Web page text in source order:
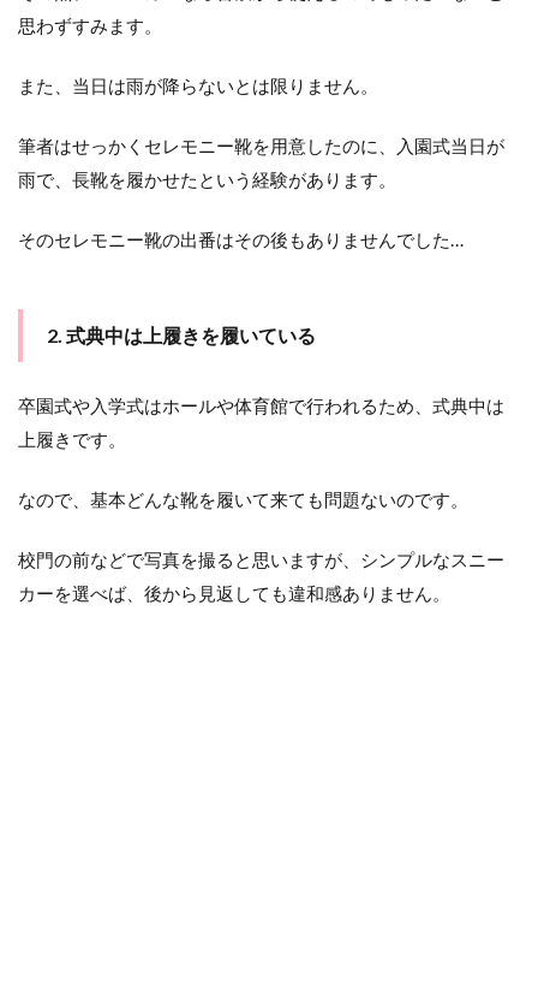
思わずすみます。
また、当日は雨が降らないとは限りません。
筆者はせっかくセレモニー靴を用意したのに、入園式当日が
雨で、長靴を履かせたという経験があります。
そのセレモニー靴の出番はその後もありませんでした…
2. 式典中は上履きを履いている
卒園式や入学式はホールや体育館で行われるため、式典中は
上履きです。
なので、基本どんな靴を履いて来ても問題ないのです。
校門の前などで写真を撮ると思いますが、シンプルなスニー
カーを選べば、後から見返しても違和感ありません。